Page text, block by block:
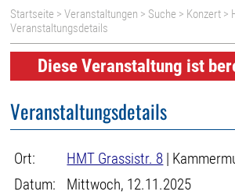
Startseite >Veranstaltungen > Suche > Konzert >
Veranstaltungsdetails
Diese Veranstaltung ist
Veranstaltungsdetails
Ort: HMT Grassistr. 8 |
Datum:
Mittwoch, 12.11.2025